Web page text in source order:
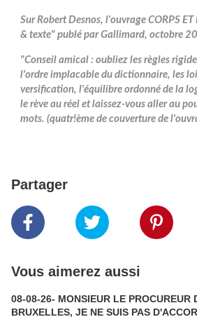
Sur Robert Desnos, l'ouvrage CORPS
& texte" publé par Gallimard, octobre
"Conseil amical : oubliez les règles
l'ordre implacable du dictionnaire, les
versification, l'équilibre ordonné de la
le rève au réel et laissez-vous aller au
mots. (quatr!ème de couverture de
Partager
Vous aimerez aussi
08-08-26- MONSIEUR LE PROCUREUR